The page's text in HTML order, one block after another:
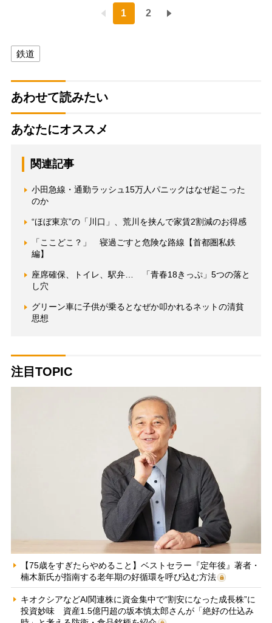
1 2
鉄道
あわせて読みたい
あなたにオススメ
関連記事
小田急線・通勤ラッシュ15万人パニックはなぜ起こった
のか
“ほぼ東京”の「川口」、荒川を挟んで家賃2割減のお得感
「ここどこ？」 寝過ごすと危険な路線【首都圏私鉄
編】
座席確保、トイレ、駅弁… 「青春18きっぷ」5つの落と
し穴
グリーン車に子供が乗るとなぜか叩かれるネットの清貧
思想
注目TOPIC
【75歳をすぎたらやめること】ベストセラー『定年後』著者・
楠木新氏が指南する老年期の好循環を呼び込む方法
キオクシアなどAI関連株に資金集中で“割安になった成長株”に
投資妙味 資産1.5億円超の坂本慎太郎さんが「絶好の仕込み